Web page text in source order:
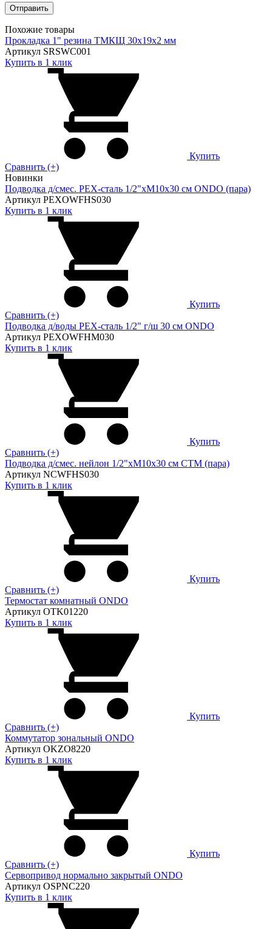
Похожие товары
Прокладка 1" резина ТМКЩ 30х19х2 мм
Артикул SRSWC001
Купить в 1 клик
Купить
Сравнить (+)
Новинки
Подводка д/смес. PEX-сталь 1/2"xM10x30 см ONDO (пара)
Артикул PEXOWFHS030
Купить в 1 клик
Купить
Сравнить (+)
Подводка д/воды PEX-сталь 1/2" г/ш 30 cм ONDO
Артикул PEXOWFHM030
Купить в 1 клик
Купить
Сравнить (+)
Подводка д/смес. нейлон 1/2"xM10x30 см CTM (пара)
Артикул NCWFHS030
Купить в 1 клик
Купить
Сравнить (+)
Термостат комнатный ONDO
Артикул OTK01220
Купить в 1 клик
Купить
Сравнить (+)
Коммутатор зональный ONDO
Артикул OKZO8220
Купить в 1 клик
Купить
Сравнить (+)
Сервопривод нормально закрытый ONDO
Артикул OSPNC220
Купить в 1 клик